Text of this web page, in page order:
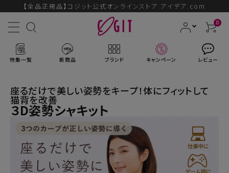
【全品正規品】コジット公式オンラインストア アイデア.com
0
特集一覧 新商品 ブランド キャンペーン レビュー
ACCOUNT MENU
ようこそ ゲスト 様
ログイン 会員登録
座るだけで美しい姿勢をキープ！体にフィットして
猫背を改善
３D姿勢シャキット